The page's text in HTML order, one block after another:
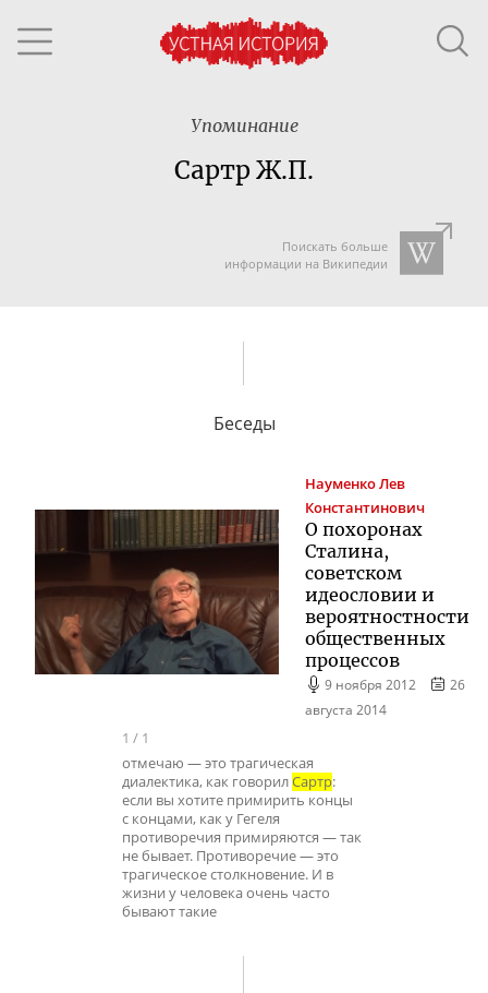
Упоминание
Сартр Ж.П.
Поискать больше
информации на Википедии
Беседы
НауменкоЛев
Константинович
О похоронах
Сталина,
советском
идеословии и
вероятностности
общественных
процессов
9 ноября 2012
26
августа 2014
1 / 1
отмечаю — это трагическая
диалектика, как говорилСартр:
если вы хотите примирить концы
с концами, как у Гегеля
противоречия примиряются — так
не бывает. Противоречие — это
трагическое столкновение. И в
жизни у человека очень часто
бывают такие